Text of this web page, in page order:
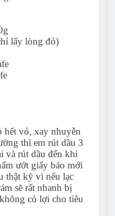
lấy lòng đỏ)
hết vỏ, xay nhuyễn
thì em rút dầu 3
và rút dầu đến khi
ướt giấy báo mới
thật kỹ vì nếu lạc
sẽ rất nhanh bị
có lợi cho tiêu